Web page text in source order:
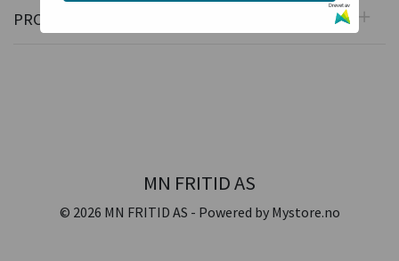
PRODUSENT
Drevet av
MN FRITID AS
© 2026 MN FRITID AS - Powered by Mystore.no